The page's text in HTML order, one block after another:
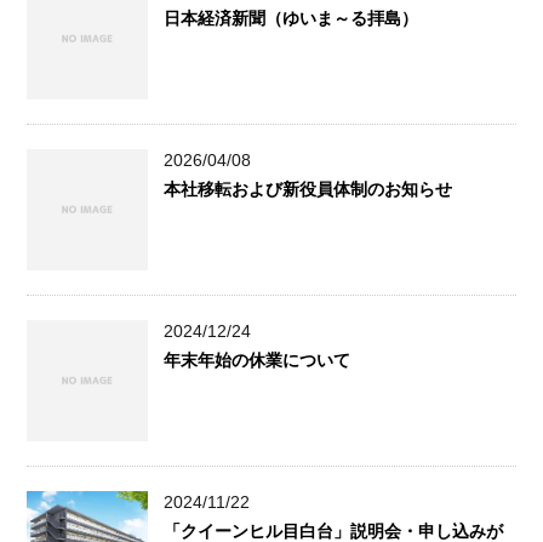
日本経済新聞（ゆいま～る拝島）
2026/04/08
本社移転および新役員体制のお知らせ
2024/12/24
年末年始の休業について
2024/11/22
「クイーンヒル目白台」説明会・申し込みが